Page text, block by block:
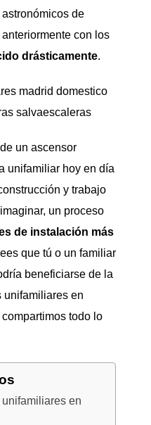
de
con los
drásticamente.
un ascensor
unifamiliar hoy en día
y trabajo
un proceso
de instalación más
que tú o un familiar
beneficiarse de la
unifamiliares en
todo lo
en